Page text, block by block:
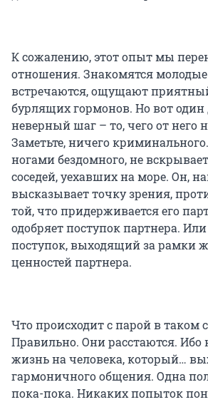
К сожалению, этот опыт мы
отношения. Знакомятся
встречаются, ощущают
бурлящих гормонов. Но вот один
неверный шаг – то, чего от него
Заметьте, ничего
ногами бездомного, не
соседей, уехавших на море. Он,
высказывает точку зрения,
той, что придерживается его
одобряет поступок партнера.
поступок, выходящий за рамки
ценностей партнера.
Что происходит с парой в таком
Правильно. Они расстаются. Ибо
жизнь на человека, который…
гармоничного общения. Одна
пока-пока. Никаких попыток